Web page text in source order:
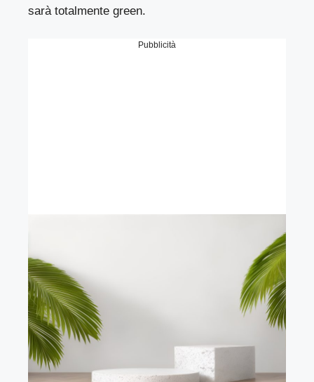
sarà totalmente green.
Pubblicità